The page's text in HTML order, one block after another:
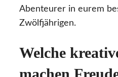
Abenteurer in eurem
Zwölfjährigen.
Welche